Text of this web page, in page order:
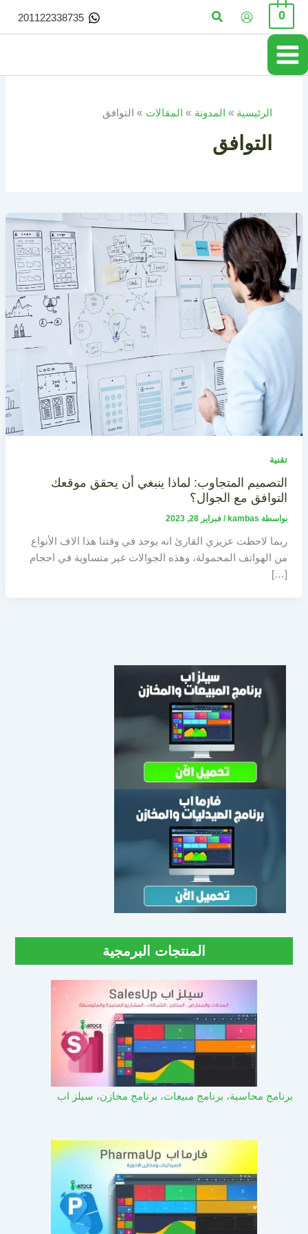
تخطي
المحتوى
0 البحث 201122338735
الرئيسية المدونة المقالات التوافق
التوافق
تقنية
التصميم المتجاوب: لماذا ينبغي أن يحقق موقعك
التوافق مع الجوال؟
بواسطة kambas
/ فبراير 28, 2023
ربما لاحظت عزيزي القارئ انه يوجد في وقتنا هذا الاف الأنواع
من الهواتف المحمولة، وهذه الجوالات غير متساوية في احجام
[…]
المنتجات البرمجية
برنامج محاسبة، برنامج مبيعات، برنامج مخازن، سيلز اب